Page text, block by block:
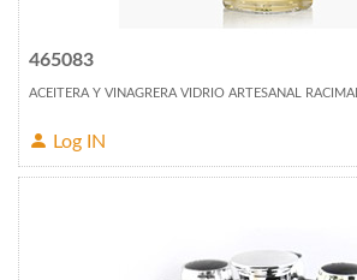
465083
ACEITERA Y VINAGRERA VIDRIO ARTESANAL RACIMAL
Log IN